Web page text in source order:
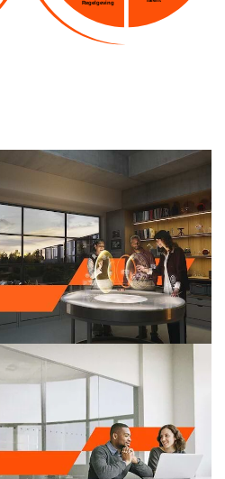
PwC​
technologie, zodat je
kunt presteren.